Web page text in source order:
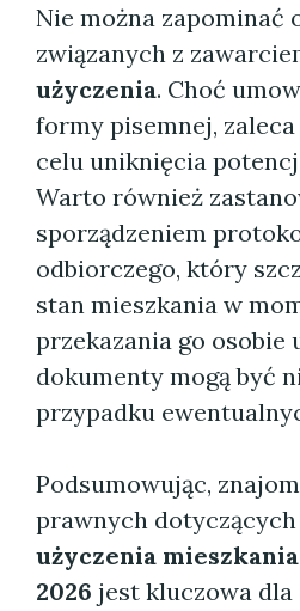
Nie można zapominać
związanych z
użyczenia. Choć
formy pisemnej,
celu uniknięcia
Warto również
sporządzeniem
odbiorczego, który
stan mieszkania w
przekazania go osobie
dokumenty mogą być
przypadku
Podsumowując,
prawnych dotyczących
użyczenia
2026 jest kluczowa dla